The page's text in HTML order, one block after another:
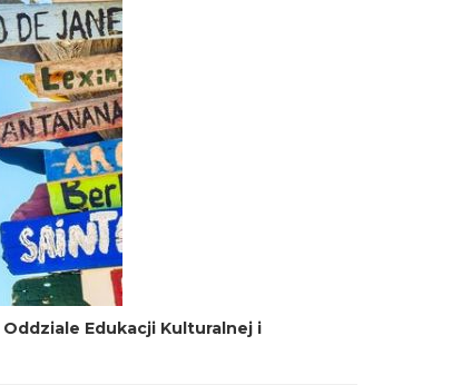
Oddziale Edukacji Kulturalnej i